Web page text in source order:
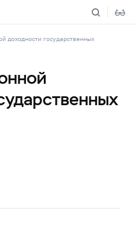
доходности государственных